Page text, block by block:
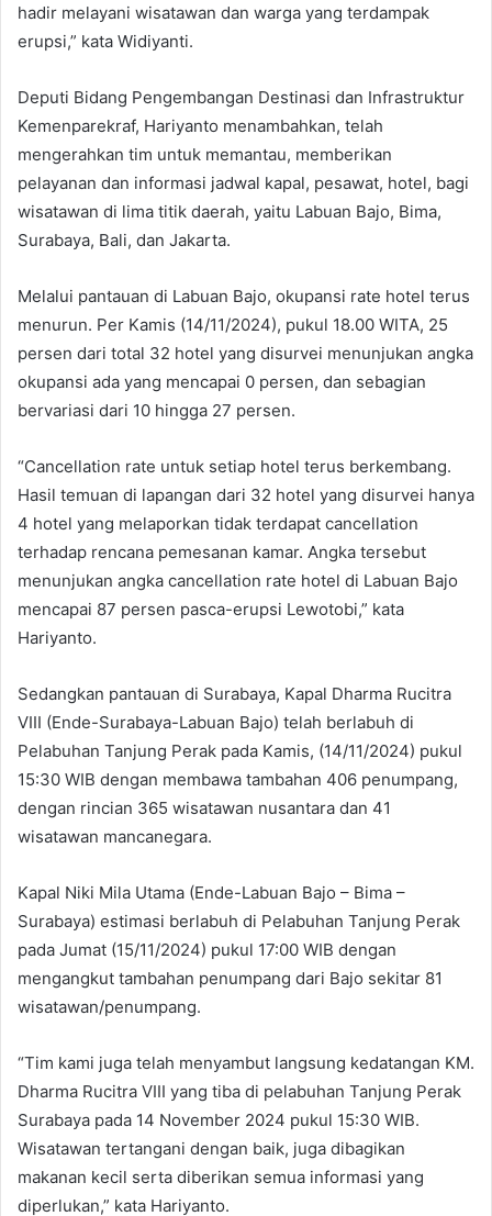
hadir melayani wisatawan dan warga yang terdampak
erupsi,” kata Widiyanti.
Deputi Bidang Pengembangan Destinasi dan Infrastruktur
Kemenparekraf, Hariyanto menambahkan, telah
mengerahkan tim untuk memantau, memberikan
pelayanan dan informasi jadwal kapal, pesawat, hotel, bagi
wisatawan di lima titik daerah, yaitu Labuan Bajo, Bima,
Surabaya, Bali, dan Jakarta.
Melalui pantauan di Labuan Bajo, okupansi rate hotel terus
menurun. Per Kamis (14/11/2024), pukul 18.00 WITA, 25
persen dari total 32 hotel yang disurvei menunjukan angka
okupansi ada yang mencapai 0 persen, dan sebagian
bervariasi dari 10 hingga 27 persen.
“Cancellation rate untuk setiap hotel terus berkembang.
Hasil temuan di lapangan dari 32 hotel yang disurvei hanya
4 hotel yang melaporkan tidak terdapat cancellation
terhadap rencana pemesanan kamar. Angka tersebut
menunjukan angka cancellation rate hotel di Labuan Bajo
mencapai 87 persen pasca-erupsi Lewotobi,” kata
Hariyanto.
Sedangkan pantauan di Surabaya, Kapal Dharma Rucitra
VIII (Ende-Surabaya-Labuan Bajo) telah berlabuh di
Pelabuhan Tanjung Perak pada Kamis, (14/11/2024) pukul
15:30 WIB dengan membawa tambahan 406 penumpang,
dengan rincian 365 wisatawan nusantara dan 41
wisatawan mancanegara.
Kapal Niki Mila Utama (Ende-Labuan Bajo – Bima –
Surabaya) estimasi berlabuh di Pelabuhan Tanjung Perak
pada Jumat (15/11/2024) pukul 17:00 WIB dengan
mengangkut tambahan penumpang dari Bajo sekitar 81
wisatawan/penumpang.
“Tim kami juga telah menyambut langsung kedatangan KM.
Dharma Rucitra VIII yang tiba di pelabuhan Tanjung Perak
Surabaya pada 14 November 2024 pukul 15:30 WIB.
Wisatawan tertangani dengan baik, juga dibagikan
makanan kecil serta diberikan semua informasi yang
diperlukan,” kata Hariyanto.